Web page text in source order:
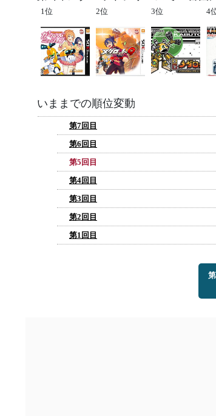
1位 2位 3位 4
いままでの順位変動
第7回目
第6回目
第5回目
第4回目
第3回目
第2回目
第1回目